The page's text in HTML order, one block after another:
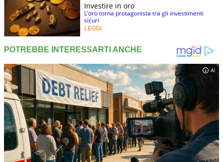
Investire in oro
L’oro torna protagonista tra gli investimenti
sicuri
LEGGI